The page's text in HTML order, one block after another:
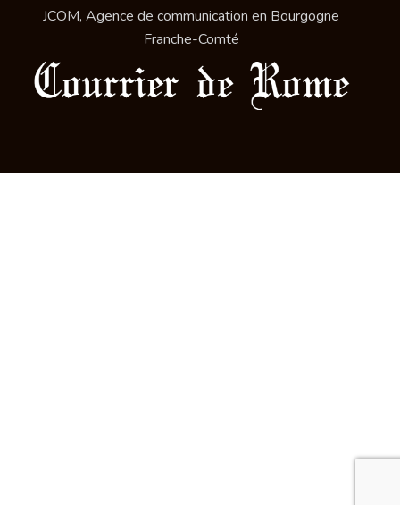
JCOM, Agence de communication en Bourgogne
Franche-Comté